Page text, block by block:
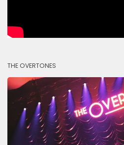
THE OVERTONES